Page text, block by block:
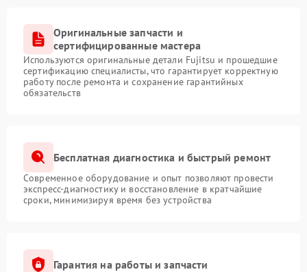
Оригинальные запчасти и
сертифицированные мастера
Используются оригинальные детали Fujitsu и прошедшие
сертификацию специалисты, что гарантирует корректную
работу после ремонта и сохранение гарантийных
обязательств
Бесплатная диагностика и быстрый ремонт
Современное оборудование и опыт позволяют провести
экспресс-диагностику и восстановление в кратчайшие
сроки, минимизируя время без устройства
Гарантия на работы и запчасти